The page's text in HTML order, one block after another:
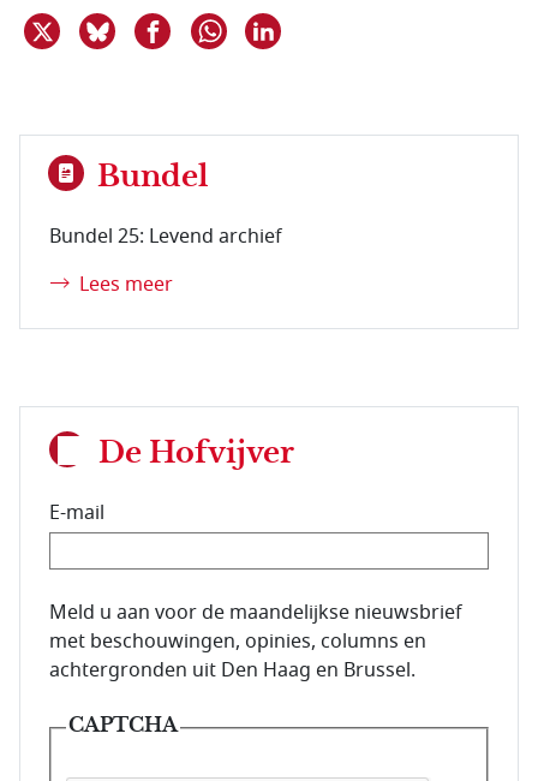
Deel dit item op X
Deel dit item op Bluesky
Deel dit item op Facebook
Delen via WhatsApp
Bundel
Bundel 25: Levend archief
Lees meer
De Hofvijver
E-mail
E-mailadres van de abonnee.
Meld u aan voor de maandelijkse nieuwsbrief
met beschouwingen, opinies, columns en
achtergronden uit Den Haag en Brussel.
CAPTCHA